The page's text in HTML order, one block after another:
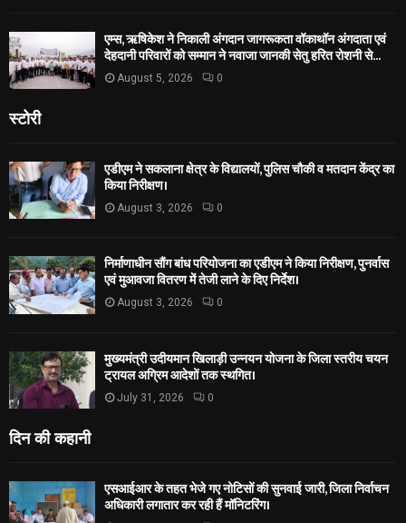
एम्स, ऋषिकेश ने निकाली अंगदान जागरूकता वॉकाथॉन अंगदाता एवं
देहदानी परिवारों को सम्मान ने नवाजा जानकी सेतु हरित रोशनी से...
August 5, 2026 0
स्टोरी
एडीएम ने सकलाना क्षेत्र के विद्यालयों, पुलिस चौकी व मतदान केंद्र का
किया निरीक्षण।
August 3, 2026 0
निर्माणाधीन सौंग बांध परियोजना का एडीएम ने किया निरीक्षण, पुनर्वास
एवं मुआवजा वितरण में तेजी लाने के दिए निर्देश।
August 3, 2026 0
मुख्यमंत्री उदीयमान खिलाड़ी उन्नयन योजना के जिला स्तरीय चयन
ट्रायल अग्रिम आदेशों तक स्थगित।
July 31, 2026 0
दिन की कहानी
एसआईआर के तहत भेजे गए नोटिसों की सुनवाई जारी, जिला निर्वाचन
अधिकारी लगातार कर रही हैं मॉनिटरिंग।